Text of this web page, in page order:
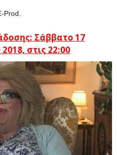
Prod.
Σάββατο 17
2018, στις 22:00